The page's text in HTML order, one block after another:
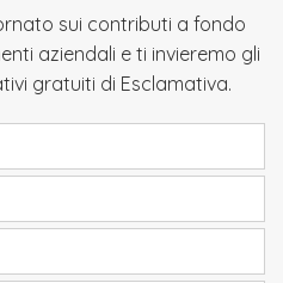
sui contributi a fondo
aziendali e ti invieremo gli
gratuiti di Esclamativa.